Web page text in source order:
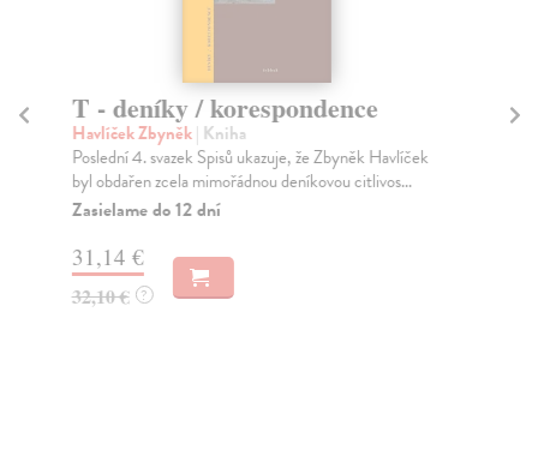
T - deníky / korespondence
Havlíček Zbyněk| Kniha
Poslední 4. svazek Spisů ukazuje, že Zbyněk Havlíček
byl obdařen zcela mimořádnou deníkovou citlivos...
Zasielame do 12 dní
31,14 €
32,10 € ?